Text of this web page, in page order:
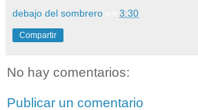
debajo del sombrero 3:30
Compartir
No hay comentarios:
Publicar un comentario